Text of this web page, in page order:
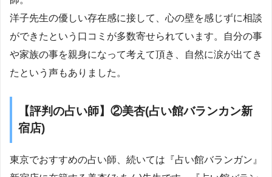
洋子先生の優しい存在感に接して、心の壁を感じずに相談
ができたという口コミが多数寄せられています。自分の事
や家族の事を親身になって考えて頂き、自然に涙が出てき
たという声もありました。
【評判の占い師】②美杏(占い館バランカン新
宿店)
東京でおすすめの占い師、続いては『占い館バランガン』